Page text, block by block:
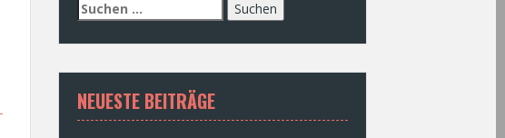
S
u
c
e
n
n
NEUESTE BEITRÄGE